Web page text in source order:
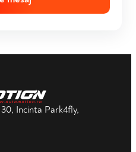
Incinta Park4fly,